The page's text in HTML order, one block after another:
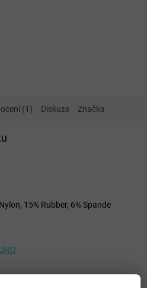
(1) Diskuze Značka
15% Rubber, 6% Spande